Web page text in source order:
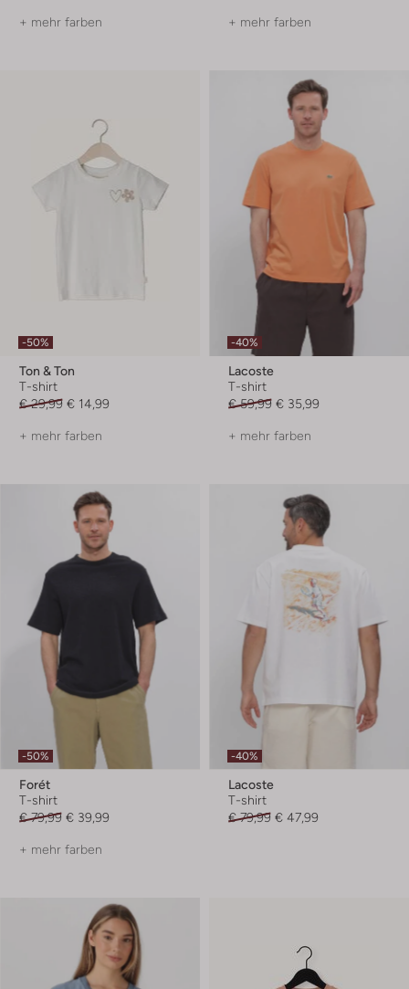
+ mehr farben + mehr farben
-50%
Ton & Ton
T-shirt
€ 29,99 € 14,99
+ mehr farben
-40%
Lacoste
T-shirt
€ 59,99 € 35,99
+ mehr farben
-50%
Forét
T-shirt
€ 79,99 € 39,99
+ mehr farben
-40%
Lacoste
T-shirt
€ 79,99 € 47,99